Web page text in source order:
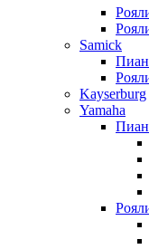
Samick
Kayserburg
Yamaha